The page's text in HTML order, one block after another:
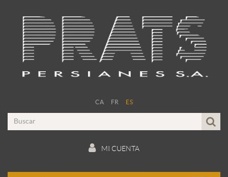
CA FR ES
MI CUENTA